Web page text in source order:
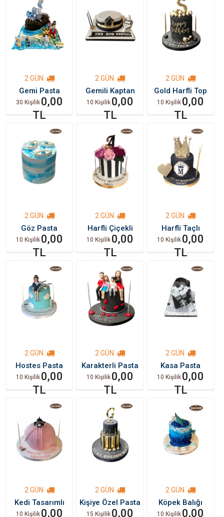
2 GÜN
Gemi Pasta
30 Kişilik 0,00
TL
2 GÜN
Gemili Kaptan
Şapkalı Pasta
10 Kişilik 0,00
TL
2 GÜN
Gold Harfli Top
Temalı Doğum
Günü Pastası
10 Kişilik 0,00
TL
2 GÜN
Göz Pasta
10 Kişilik 0,00
TL
2 GÜN
Harfli Çiçekli
Pasta
10 Kişilik 0,00
TL
2 GÜN
Harfli Taçlı
Temalı Doğum
Günü Pasta
10 Kişilik 0,00
TL
2 GÜN
Hostes Pasta
10 Kişilik 0,00
TL
2 GÜN
Karakterli Pasta
10 Kişilik 0,00
TL
2 GÜN
Kasa Pasta
10 Kişilik 0,00
TL
2 GÜN
Kedi Tasarımlı
Pasta
10 Kişilik 0,00
2 GÜN
Kişiye Özel Pasta
15 Kişilik 0,00
2 GÜN
Köpek Balığı
Temalı Pasta
10 Kişilik 0,00